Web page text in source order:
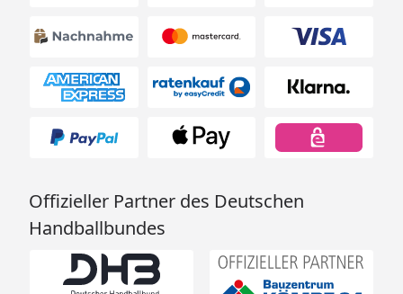
Offizieller Partner des Deutschen
Handballbundes